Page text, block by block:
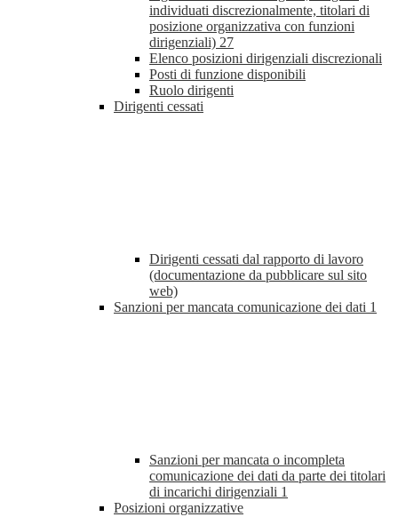
individuati discrezionalmente, titolari di
posizione organizzativa con funzioni
dirigenziali) 27
Elenco posizioni dirigenziali discrezionali
Posti di funzione disponibili
Ruolo dirigenti
Dirigenti cessati
Dirigenti cessati dal rapporto di lavoro
(documentazione da pubblicare sul sito
web)
Sanzioni per mancata comunicazione dei dati 1
Sanzioni per mancata o incompleta
comunicazione dei dati da parte dei titolari
di incarichi dirigenziali 1
Posizioni organizzative